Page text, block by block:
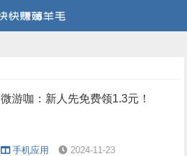
微游咖：新人先免费领1.3元！
手机应用 2024-11-23